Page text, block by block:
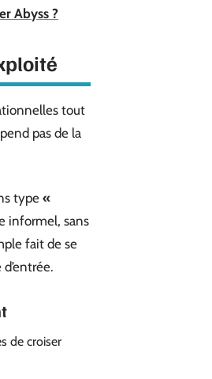
Abyss ?
tout
pas de la
type «
informel, sans
fait de se
de croiser